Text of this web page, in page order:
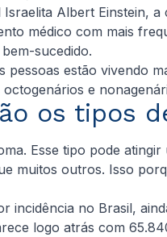
Albert Einstein,
médico com mais
sucedido.
estão vivendo
e
os tipos
Esse tipo pode
muitos outros. Isso
no Brasil,
logo atrás com